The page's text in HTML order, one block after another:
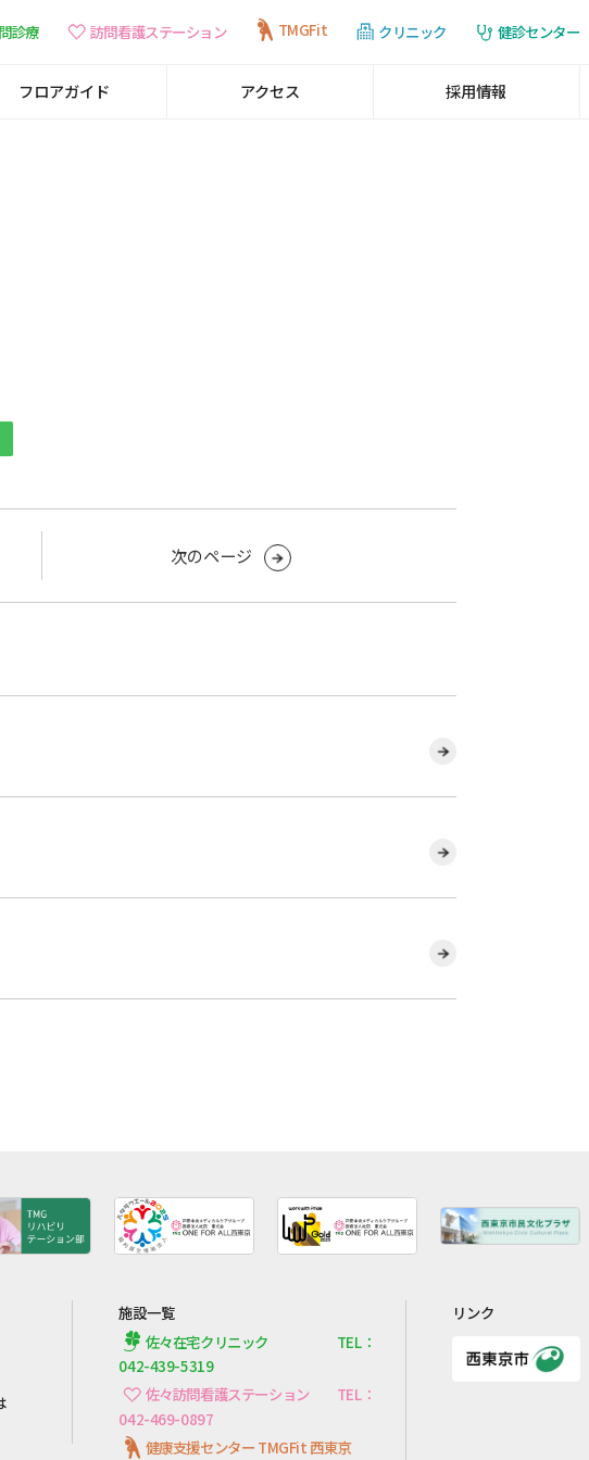
診療 訪問看護ステーション TMGFit クリニック 健診センター
フロアガイド アクセス 採用情報
次のページ
施設一覧
佐々在宅クリニック TEL：
042-439-5319
佐々訪問看護ステーション TEL：
042-469-0897
健康支援センター TMGFit 西東京
リンク